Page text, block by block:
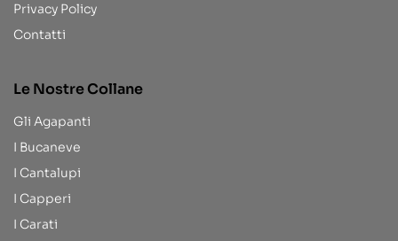
Privacy Policy
Contatti
Le Nostre Collane
Gli Agapanti
I Bucaneve
I Cantalupi
I Capperi
I Carati